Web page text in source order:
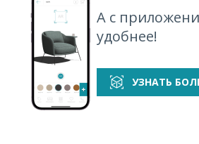
А с
удобнее!
УЗНАТЬ